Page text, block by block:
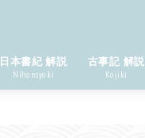
日本書紀 解説
Nihonsyoki
古事記 解説
Kojiki